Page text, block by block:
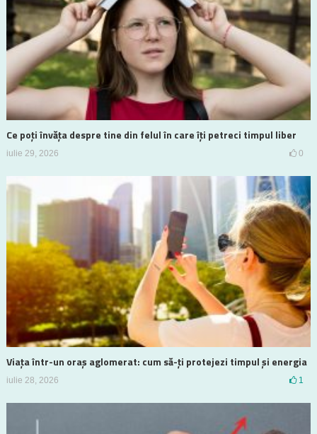
Ce poți învăța despre tine din felul în care îți petreci timpul liber
iulie 29, 2026 0
Viața într-un oraș aglomerat: cum să-ți protejezi timpul și energia
iulie 28, 2026 1